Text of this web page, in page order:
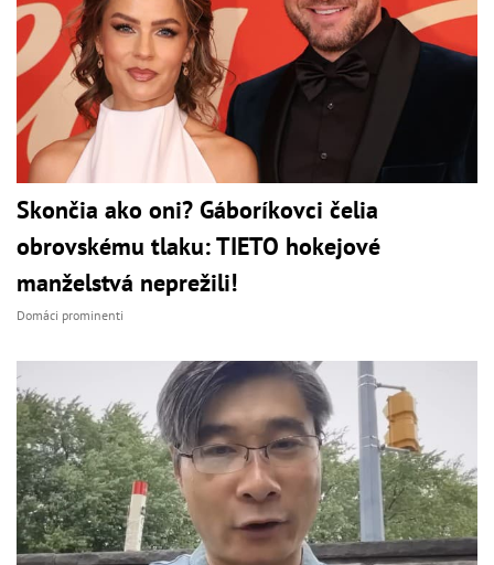
Skončia ako oni? Gáboríkovci čelia
obrovskému tlaku: TIETO hokejové
manželstvá neprežili!
Domáci prominenti